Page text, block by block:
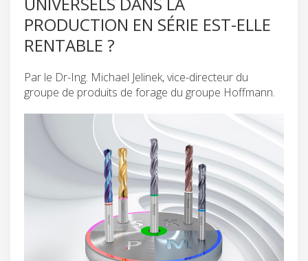
PRODUCTION EN SÉRIE EST-ELLE
RENTABLE ?
Par le Dr-Ing. Michael Jelinek, vice-directeur du
groupe de produits de forage du groupe Hoffmann.